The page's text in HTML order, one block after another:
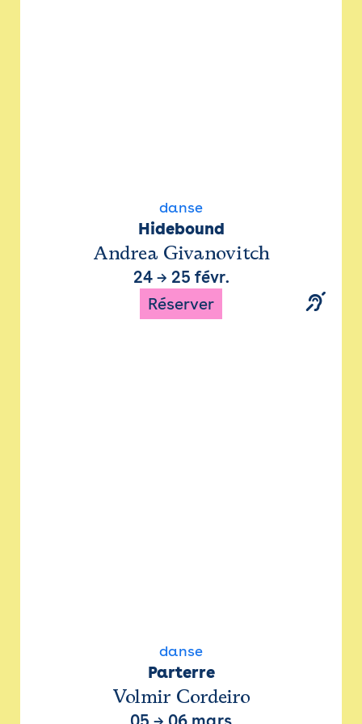
danse
Hidebound
Andrea Givanovitch
24→ 25 févr.
Réserver
danse
Parterre
Volmir Cordeiro